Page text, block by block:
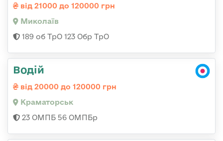
від 21000 до 120000 грн
Миколаїв
189 об ТрО 123 Обр ТрО
Водій
від 20000 до 120000 грн
Краматорськ
23 ОМПБ 56 ОМПБр